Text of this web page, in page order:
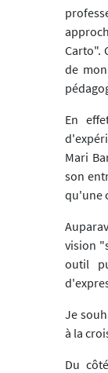
Carto".
de
En
Mari
son
qu'une
vision
outil
Je
à la
Du